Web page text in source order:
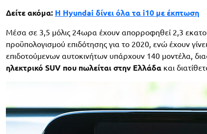
Δείτε ακόμα: H Hyundai δίνει όλα τα i10 με έκπτωση
Μέσα σε 3,5 μόλις 24ωρα έχουν απορροφηθεί 2,3
προϋπολογισμού επιδότησης για το 2020, ενώ έχουν γίνει
επιδοτούμενων αυτοκινήτων υπάρχουν 140 μοντέλα,
ηλεκτρικό SUV που πωλείται στην Ελλάδα και